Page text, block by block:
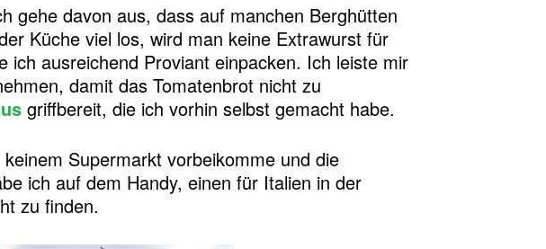
gehe davon aus, dass auf manchen Berghütten
Küche viel los, wird man keine Extrawurst für
ausreichend Proviant einpacken. Ich leiste mir
damit das Tomatenbrot nicht zu
griffbereit, die ich vorhin selbst gemacht habe.
Supermarkt vorbeikomme und die
ich auf dem Handy, einen für Italien in der
zu finden.